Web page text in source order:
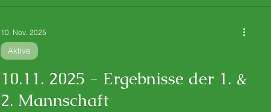
10.11. 2025 - Ergebnisse der 1. &
2. Mannschaft
Aktive
10. Nov. 2025